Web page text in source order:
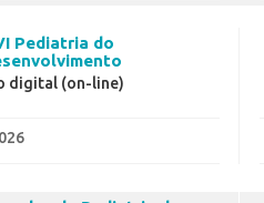
Pediatria do
digital (on-line)